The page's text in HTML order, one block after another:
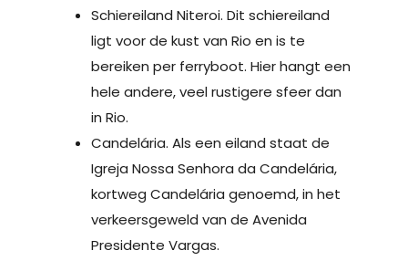
Schiereiland Niteroi. Dit schiereiland
ligt voor de kust van Rio en is te
bereiken per ferryboot. Hier hangt een
hele andere, veel rustigere sfeer dan
in Rio.
Candelária. Als een eiland staat de
Igreja Nossa Senhora da Candelária,
kortweg Candelária genoemd, in het
verkeersgeweld van de Avenida
Presidente Vargas.